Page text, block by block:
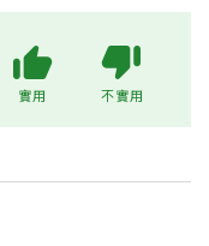
實用 不實用